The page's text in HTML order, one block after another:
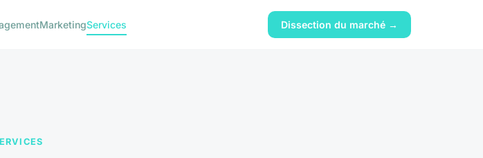
MarketingServices Dissection du marché →